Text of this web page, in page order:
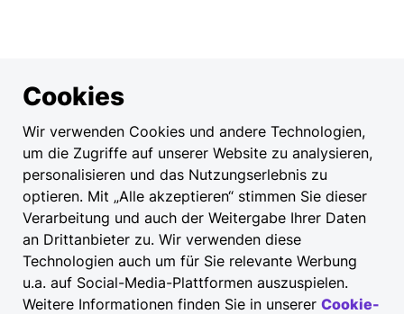
Cookies
Wir verwenden Cookies und andere Technologien,
um die Zugriffe auf unserer Website zu analysieren,
personalisieren und das Nutzungserlebnis zu
optieren. Mit „Alle akzeptieren“ stimmen Sie dieser
Verarbeitung und auch der Weitergabe Ihrer Daten
an Drittanbieter zu. Wir verwenden diese
Technologien auch um für Sie relevante Werbung
u.a. auf Social-Media-Plattformen auszuspielen.
Weitere Informationen finden Sie in unserer Cookie-